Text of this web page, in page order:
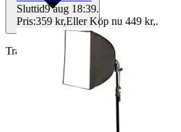
Traderas köparskydd
Sluttid9 aug 18:39.
Pris:359 kr,Eller Köp nu 449 kr,.